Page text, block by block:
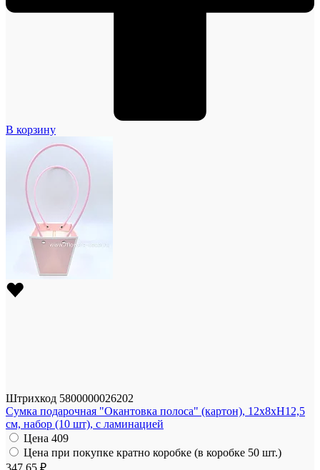
В корзину
Штрихкод 5800000026202
Сумка подарочная "Окантовка полоса" (картон), 12x8xH12,5
см, набор (10 шт), с ламинацией
Цена 409
Цена при покупке кратно коробке (в коробке 50 шт.)